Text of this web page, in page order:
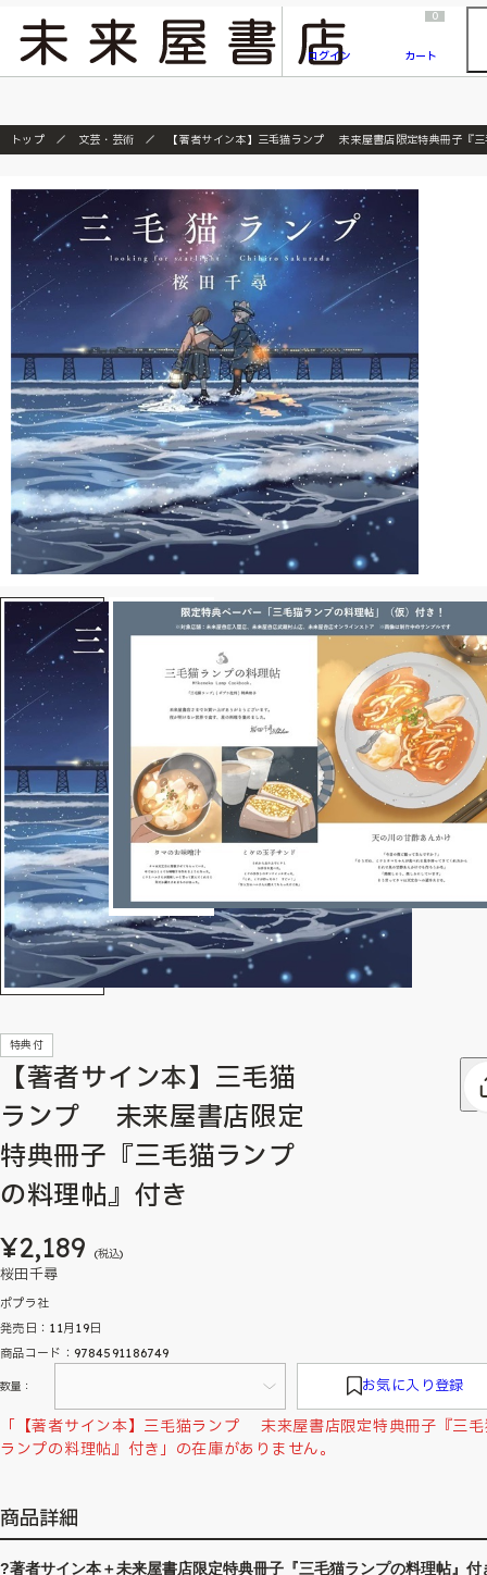
『ONE PIECE magazine 021 ONE PIECEカード付き同梱版』発売延期のご案内
ログイン
0
カート
トップ 文芸・芸術 【著者サイン本】三毛猫ランプ 未来屋書店限定特典冊子『
特典付
【著者サイン本】三毛猫
ランプ 未来屋書店限定
特典冊子『三毛猫ランプ
の料理帖』付き
¥2,189 (税込)
桜田千尋
ポプラ社
発売日：11月19日
商品コード：9784591186749
数量： お気に入り登録
「【著者サイン本】三毛猫ランプ 未来屋書店限定特典冊子『三
ランプの料理帖』付き」の在庫がありません。
商品詳細
?著者サイン本＋未来屋書店限定特典冊子『三毛猫ランプの料理帖』付